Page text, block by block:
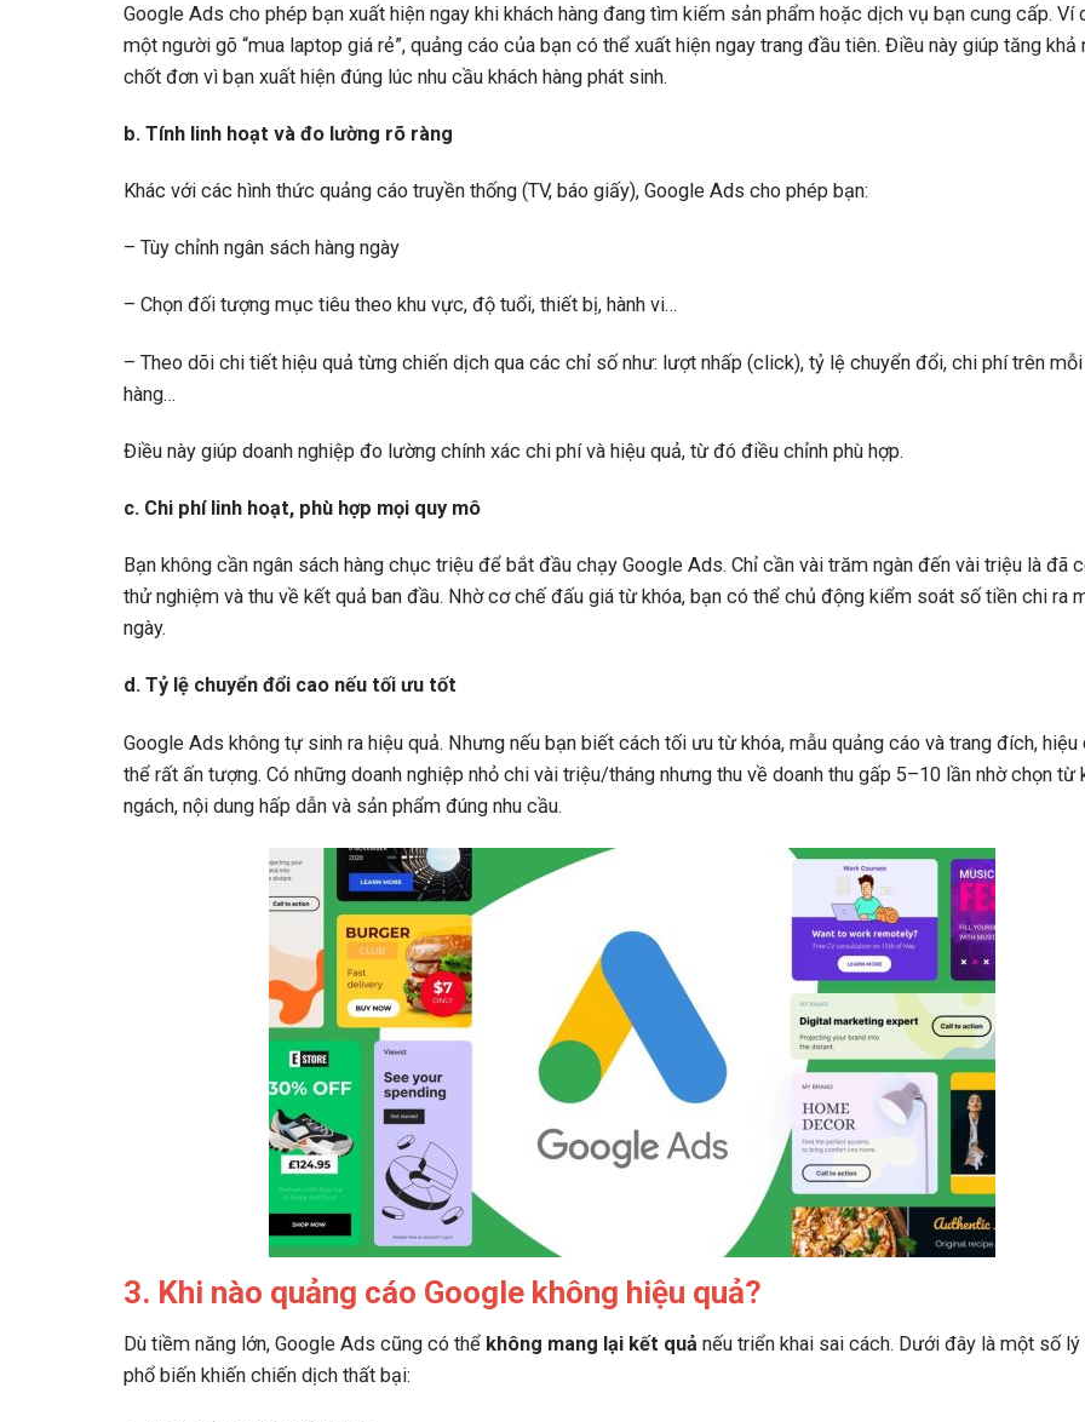
Google Ads cho phép bạn xuất hiện ngay khi khách hàng đang tìm kiếm sản phẩm hoặc dịch vụ bạn cung cấp. Ví
một người gõ “mua laptop giá rẻ”, quảng cáo của bạn có thể xuất hiện ngay trang đầu tiên. Điều này giúp tăng khả
chốt đơn vì bạn xuất hiện đúng lúc nhu cầu khách hàng phát sinh.
b. Tính linh hoạt và đo lường rõ ràng
Khác với các hình thức quảng cáo truyền thống (TV, báo giấy), Google Ads cho phép bạn:
– Tùy chỉnh ngân sách hàng ngày
– Chọn đối tượng mục tiêu theo khu vực, độ tuổi, thiết bị, hành vi…
– Theo dõi chi tiết hiệu quả từng chiến dịch qua các chỉ số như: lượt nhấp (click), tỷ lệ chuyển đổi, chi phí trên
hàng…
Điều này giúp doanh nghiệp đo lường chính xác chi phí và hiệu quả, từ đó điều chỉnh phù hợp.
c. Chi phí linh hoạt, phù hợp mọi quy mô
Bạn không cần ngân sách hàng chục triệu để bắt đầu chạy Google Ads. Chỉ cần vài trăm ngàn đến vài triệu là đã
thử nghiệm và thu về kết quả ban đầu. Nhờ cơ chế đấu giá từ khóa, bạn có thể chủ động kiểm soát số tiền chi ra
ngày.
d. Tỷ lệ chuyển đổi cao nếu tối ưu tốt
Google Ads không tự sinh ra hiệu quả. Nhưng nếu bạn biết cách tối ưu từ khóa, mẫu quảng cáo và trang đích, hiệu
thể rất ấn tượng. Có những doanh nghiệp nhỏ chi vài triệu/tháng nhưng thu về doanh thu gấp 5–10 lần nhờ chọn từ
ngách, nội dung hấp dẫn và sản phẩm đúng nhu cầu.
3. Khi nào quảng cáo Google không hiệu quả?
Dù tiềm năng lớn, Google Ads cũng có thể không mang lại kết quả nếu triển khai sai cách. Dưới đây là một số lý
phổ biến khiến chiến dịch thất bại: